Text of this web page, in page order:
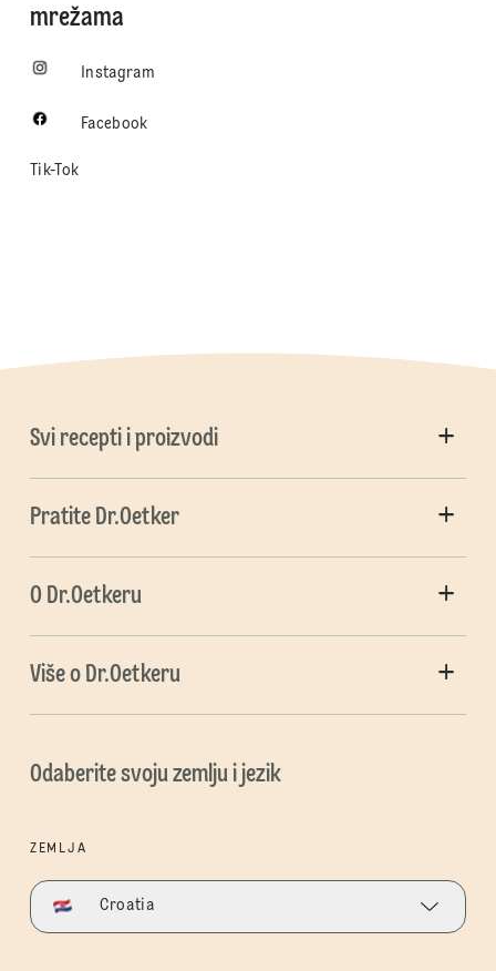
mrežama
Instagram
Facebook
Tik-Tok
Svi recepti i proizvodi
Pratite Dr.Oetker
O Dr.Oetkeru
Više o Dr.Oetkeru
Odaberite svoju zemlju i jezik
ZEMLJA
Croatia